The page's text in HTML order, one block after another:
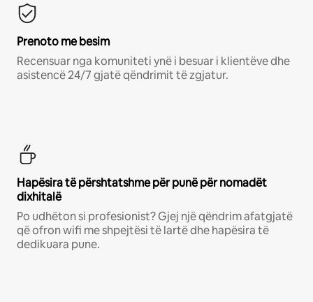
Prenoto me besim
Recensuar nga komuniteti ynë i besuar i klientëve dhe
asistencë 24/7 gjatë qëndrimit të zgjatur.
Hapësira të përshtatshme për punë për nomadët
dixhitalë
Po udhëton si profesionist? Gjej një qëndrim afatgjatë
që ofron wifi me shpejtësi të lartë dhe hapësira të
dedikuara pune.